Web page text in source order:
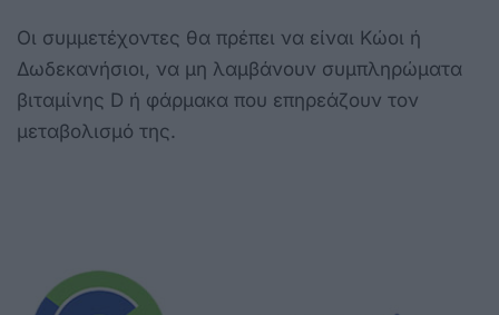
Οι συμμετέχοντες θα πρέπει να είναι Κώοι ή
Δωδεκανήσιοι, να μη λαμβάνουν συμπληρώματα
βιταμίνης D ή φάρμακα που επηρεάζουν τον
μεταβολισμό της.